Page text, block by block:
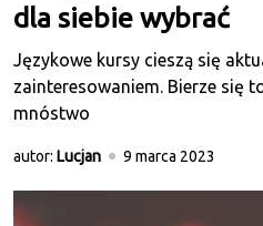
dla siebie wybrać
Językowe kursy cieszą się
zainteresowaniem. Bierze się
mnóstwo
autor: Lucjan 9 marca 2023